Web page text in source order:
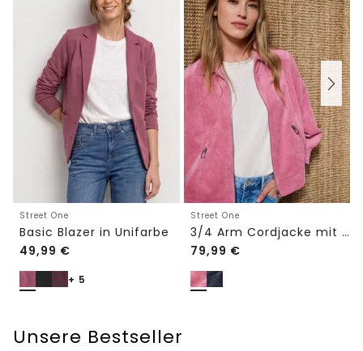
Street One
Basic Blazer in Unifarbe
49,99 €
+ 5
Street One
3/4 Arm Cordjacke mit Hemdkragen
79,99 €
Unsere Bestseller